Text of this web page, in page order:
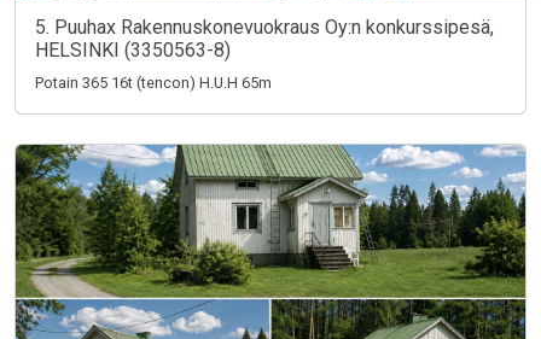
5. Puuhax Rakennuskonevuokraus Oy:n konkurssipesä,
HELSINKI (3350563-8)
Potain 365 16t (tencon) H.U.H 65m